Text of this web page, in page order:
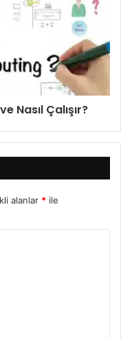
Nasıl Çalışır?
alanlar * ile